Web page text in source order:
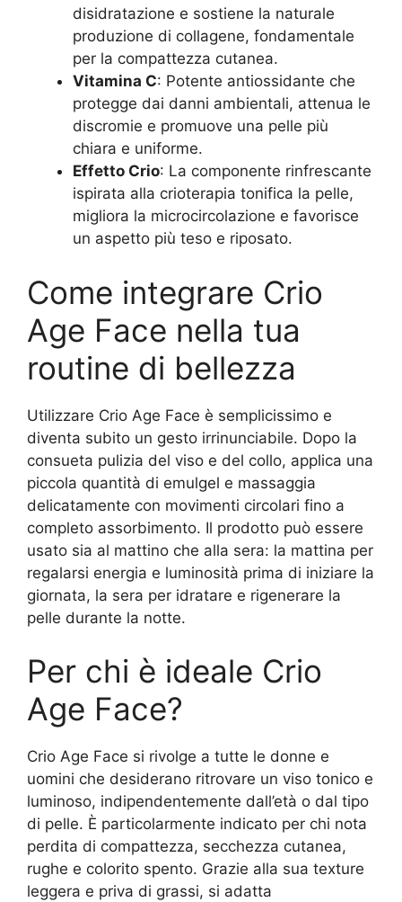
disidratazione e sostiene la naturale
produzione di collagene, fondamentale
per la compattezza cutanea.
Vitamina C: Potente antiossidante che
protegge dai danni ambientali, attenua le
discromie e promuove una pelle più
chiara e uniforme.
Effetto Crio: La componente rinfrescante
ispirata alla crioterapia tonifica la pelle,
migliora la microcircolazione e favorisce
un aspetto più teso e riposato.
Come integrare Crio
Age Face nella tua
routine di bellezza
Utilizzare Crio Age Face è semplicissimo e
diventa subito un gesto irrinunciabile. Dopo la
consueta pulizia del viso e del collo, applica una
piccola quantità di emulgel e massaggia
delicatamente con movimenti circolari fino a
completo assorbimento. Il prodotto può essere
usato sia al mattino che alla sera: la mattina per
regalarsi energia e luminosità prima di iniziare la
giornata, la sera per idratare e rigenerare la
pelle durante la notte.
Per chi è ideale Crio
Age Face?
Crio Age Face si rivolge a tutte le donne e
uomini che desiderano ritrovare un viso tonico e
luminoso, indipendentemente dall’età o dal tipo
di pelle. È particolarmente indicato per chi nota
perdita di compattezza, secchezza cutanea,
rughe e colorito spento. Grazie alla sua texture
leggera e priva di grassi, si adatta